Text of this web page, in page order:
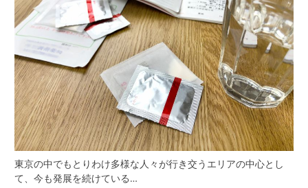
く
人
を
支
え
る
内
科
と
病
院
の
多
東京の中でもとりわけ多様な人々が行き交うエリアの中心とし
て、今も発展を続けている…